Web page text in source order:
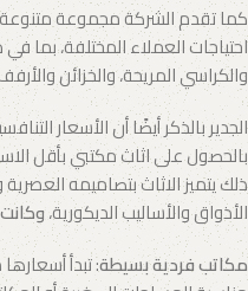
كما تقدم الشركة مجموعة متنوعة
احتياجات العملاء المختلفة، بما
والكراسي المريحة، والخزائن
الجدير بالذكر أيضًا أن الأسعار
بالحصول على اثاث مكتبي بأقل
ذلك يتميز الاثاث بتصاميمه
الأذواق والأساليب الديكورية،
مكاتب فردية بسيطة: تبدأ